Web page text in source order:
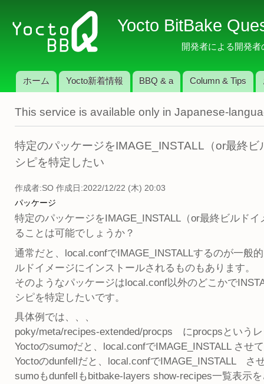
イ
コ
テ
ツ
に
移
Yocto BitBake
開発者による開発
メインメニュー
ホーム Yocto新着情報 BBQ & a Column & Tips
This service is available only in Japanese-
特定のパッケージをIMAGE_INSTALL（or最終
シピを特定したい
作成者:SO 作成日:2022/12/22 (木) 20:03
パッケージ
特定のパッケージをIMAGE_INSTALL（or最終ビルド
ることは可能でしょうか？
通常だと、local.confでIMAGE_INSTALLするのが一般
ルドイメージにインストールされるものもあります。
そのようなパッケージはlocal.conf以外のどこかで
シピを特定したいです。
具体例では、、、
poky/meta/recipes-extended/procps にprocpsという
Yoctoのsumoだと、local.confでIMAGE_INSTALL さ
Yoctoのdunfellだと、local.confでIMAGE_INSTALL さ
sumoもdunfellもbitbake-layers show-recipes一覧表示